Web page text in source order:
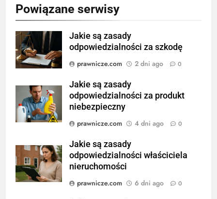
Powiązane serwisy
Jakie są zasady
odpowiedzialności za szkodę
prawnicze.com
2 dni ago 0
Jakie są zasady
odpowiedzialności za produkt
niebezpieczny
prawnicze.com
4 dni ago 0
Jakie są zasady
odpowiedzialności właściciela
nieruchomości
prawnicze.com
6 dni ago 0